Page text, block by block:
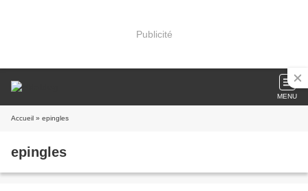
Publicité
MENU
Accueil » epingles
epingles